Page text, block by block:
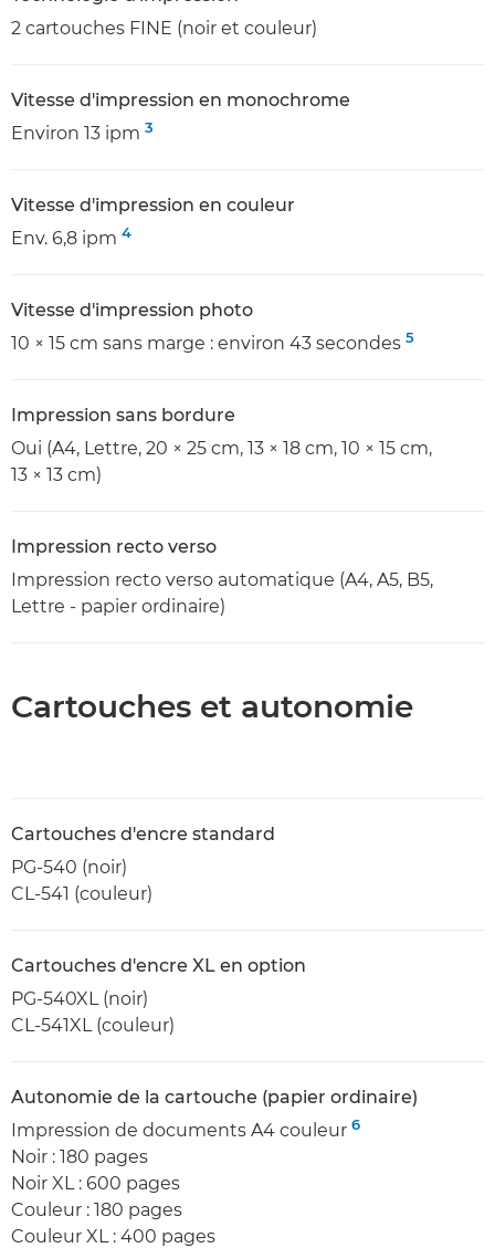
2 cartouches FINE (noir et couleur)
Vitesse d'impression en monochrome
Environ 13 ipm 3
Vitesse d'impression en couleur
Env. 6,8 ipm 4
Vitesse d'impression photo
10 × 15 cm sans marge : environ 43 secondes 5
Impression sans bordure
Oui (A4, Lettre, 20 × 25 cm, 13 × 18 cm, 10 × 15 cm,
13 × 13 cm)
Impression recto verso
Impression recto verso automatique (A4, A5, B5,
Lettre - papier ordinaire)
Cartouches et autonomie
Cartouches d'encre standard
PG-540 (noir)
CL-541 (couleur)
Cartouches d'encre XL en option
PG-540XL (noir)
CL-541XL (couleur)
Autonomie de la cartouche (papier ordinaire)
Impression de documents A4 couleur 6
Noir : 180 pages
Noir XL : 600 pages
Couleur : 180 pages
Couleur XL : 400 pages